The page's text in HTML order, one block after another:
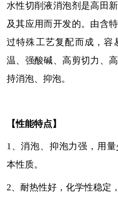
水性切削液消泡剂是高田
及其应用而开发的。由含
过特殊工艺复配而成，容
温、强酸碱、高剪切力、
持消泡、抑泡。
【性能特点】
1、消泡、抑泡力强，用
本性质。
2、耐热性好，化学性稳定